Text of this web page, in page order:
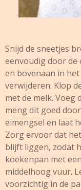
Snijd de sneetjes
eenvoudig door de
en bovenaan in
verwijderen. Klop
met de melk. Voeg
meng dit goed
eimengsel en laat
Zorg ervoor dat
blijft liggen, zodat
koekenpan met
middelhoog vuur.
voorzichtig in de